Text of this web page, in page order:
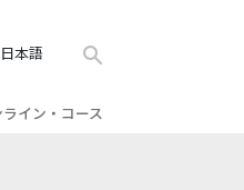
日本語
イン・コース